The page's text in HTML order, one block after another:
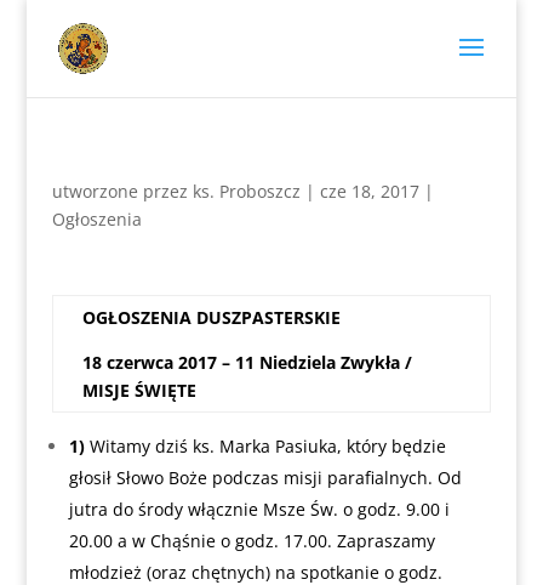
utworzone przez ks. Proboszcz | cze 18, 2017|
Ogłoszenia
OGŁOSZENIADUSZPASTERSKIE
18 czerwca 2017 – 11 Niedziela Zwykła /
MISJE ŚWIĘTE
1) Witamy dziś ks. Marka Pasiuka, który będzie
głosił Słowo Boże podczas misji parafialnych. Od
jutra do środy włącznie Msze Św. o godz. 9.00 i
20.00 a w Chąśnie o godz. 17.00. Zapraszamy
młodzież (oraz chętnych) na spotkanie o godz.